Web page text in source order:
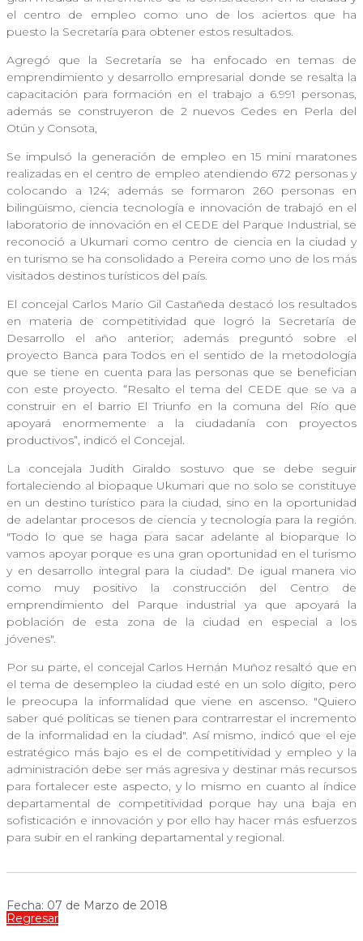
el centro de empleo como uno de los aciertos que ha
puesto la Secretaría para obtener estos resultados.
Agregó que la Secretaría se ha enfocado en temas de
emprendimiento y desarrollo empresarial donde se resalta la
capacitación para formación en el trabajo a 6.991 personas,
además se construyeron de 2 nuevos Cedes en Perla del
Otún y Consota,
Se impulsó la generación de empleo en 15 mini maratones
realizadas en el centro de empleo atendiendo 672 personas y
colocando a 124; además se formaron 260 personas en
bilingüismo, ciencia tecnología e innovación de trabajó en el
laboratorio de innovación en el CEDE del Parque Industrial, se
reconoció a Ukumari como centro de ciencia en la ciudad y
en turismo se ha consolidado a Pereira como uno de los más
visitados destinos turísticos del país.
El concejal Carlos Mario Gil Castañeda destacó los resultados
en materia de competitividad que logró la Secretaría de
Desarrollo el año anterior; además preguntó sobre el
proyecto Banca para Todos en el sentido de la metodología
que se tiene en cuenta para las personas que se benefician
con este proyecto. “Resalto el tema del CEDE que se va a
construir en el barrio El Triunfo en la comuna del Río que
apoyará enormemente a la ciudadanía con proyectos
productivos”, indicó el Concejal.
La concejala Judith Giraldo sostuvo que se debe seguir
fortaleciendo al biopaque Ukumari que no solo se constituye
en un destino turístico para la ciudad, sino en la oportunidad
de adelantar procesos de ciencia y tecnología para la región.
"Todo lo que se haga para sacar adelante al bioparque lo
vamos apoyar porque es una gran oportunidad en el turismo
y en desarrollo integral para la ciudad". De igual manera vio
como muy positivo la construcción del Centro de
emprendimiento del Parque industrial ya que apoyará la
población de esta zona de la ciudad en especial a los
jóvenes".
Por su parte, el concejal Carlos Hernán Muñoz resaltó que en
el tema de desempleo la ciudad esté en un solo dígito, pero
le preocupa la informalidad que viene en ascenso. "Quiero
saber qué políticas se tienen para contrarrestar el incremento
de la informalidad en la ciudad". Así mismo, indicó que el eje
estratégico más bajo es el de competitividad y empleo y la
administración debe ser más agresiva y destinar más recursos
para fortalecer este aspecto, y lo mismo en cuanto al índice
departamental de competitividad porque hay una baja en
sofisticación e innovación y por ello hay hacer más esfuerzos
para subir en el ranking departamental y regional.
Fecha: 07 de Marzo de 2018
Regresar